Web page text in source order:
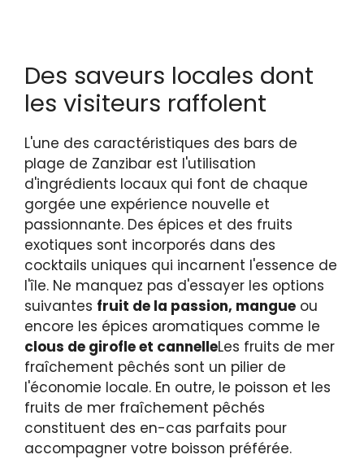
Des saveurs locales dont
les visiteurs raffolent
L'une des caractéristiques des bars de
plage de Zanzibar est l'utilisation
d'ingrédients locaux qui font de chaque
gorgée une expérience nouvelle et
passionnante. Des épices et des fruits
exotiques sont incorporés dans des
cocktails uniques qui incarnent l'essence de
l'île. Ne manquez pas d'essayer les options
suivantes fruit de la passion, mangue ou
encore les épices aromatiques comme le
clous de girofle et cannelleLes fruits de mer
fraîchement pêchés sont un pilier de
l'économie locale. En outre, le poisson et les
fruits de mer fraîchement pêchés
constituent des en-cas parfaits pour
accompagner votre boisson préférée.